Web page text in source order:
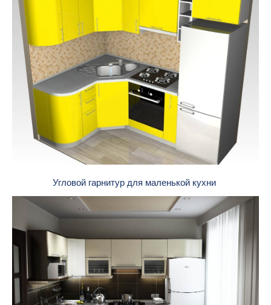
Угловой гарнитур для маленькой кухни